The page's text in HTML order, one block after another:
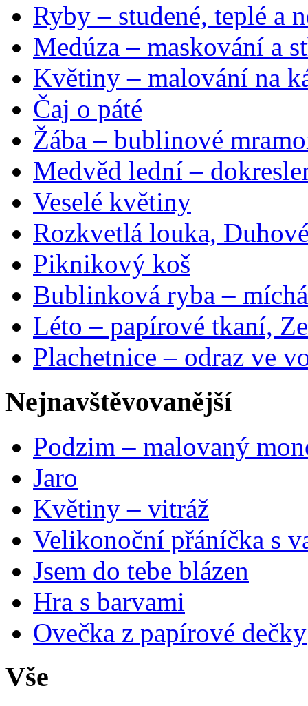
Ryby – studené, teplé a
Medúza – maskování a
Květiny – malování na
Čaj o páté
Žába – bublinové
Medvěd lední –
Veselé květiny
Rozkvetlá louka,
Piknikový koš
Bublinková ryba –
Léto – papírové tkaní,
Plachetnice – odraz ve
Nejnavštěvovanější
Podzim – malovaný
Jaro
Květiny – vitráž
Velikonoční přáníčka s
Jsem do tebe blázen
Hra s barvami
Ovečka z papírové dečky
Vše